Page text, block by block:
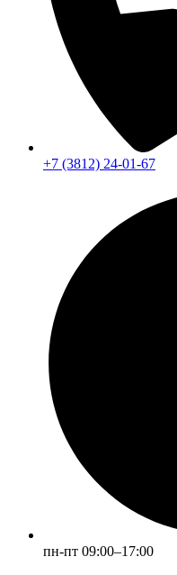
+7 (3812) 24-01-67
пн-пт 09:00–17:00